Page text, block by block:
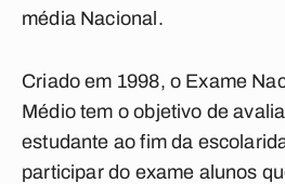
média Nacional.
Criado em 1998, o Exame
Médio tem o objetivo de
estudante ao fim da
participar do exame alunos